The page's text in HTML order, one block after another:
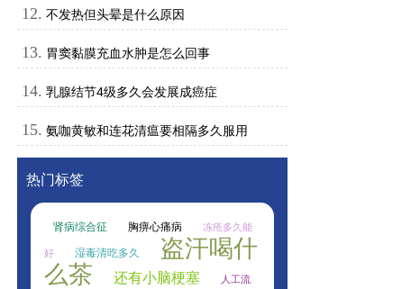
12. 不发热但头晕是什么原因
13. 胃窦黏膜充血水肿是怎么回事
14. 乳腺结节4级多久会发展成癌症
15. 氨咖黄敏和连花清瘟要相隔多久服用
热门标签
肾病综合征 胸痹心痛病 冻疮多久能
好 湿毒清吃多久
盗汗喝什
么茶
还有小脑梗塞 人工流